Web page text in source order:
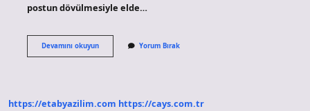
postun dövülmesiyle elde…
Devamını okuyunEskiden
Keçe
Yorum Bırak
https://etabyazilim.com https://cays.com.tr